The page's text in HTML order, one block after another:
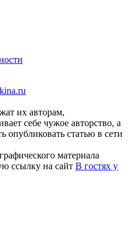
их авторам,
себе чужое авторство, а
опубликовать статью в сети
материала
ссылку на сайт В гостях у